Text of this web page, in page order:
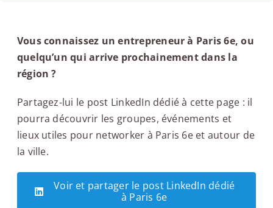
Vous connaissez un entrepreneur à Paris 6e, ou
quelqu’un qui arrive prochainement dans la
région ?
Partagez-lui le post LinkedIn dédié à cette page : il
pourra découvrir les groupes, événements et
lieux utiles pour networker à Paris 6e et autour de
la ville.
Voir et partager le post LinkedIn dédié
à Paris 6e